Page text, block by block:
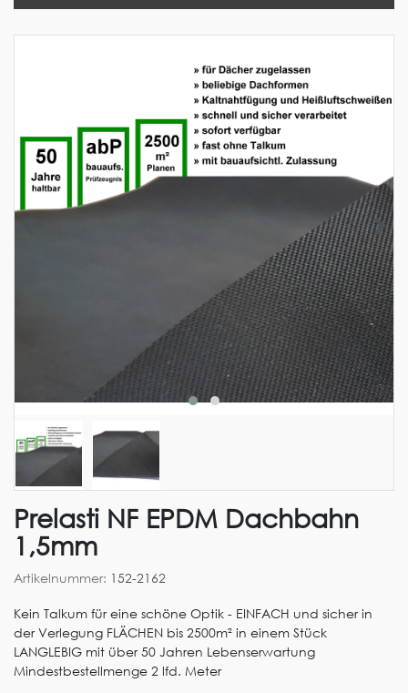
Prelasti NF EPDM Dachbahn
1,5mm
Artikelnummer: 152-2162
Kein Talkum für eine schöne Optik - EINFACH und sicher in
der Verlegung FLÄCHEN bis 2500m² in einem Stück
LANGLEBIG mit über 50 Jahren Lebenserwartung
Mindestbestellmenge 2 lfd. Meter